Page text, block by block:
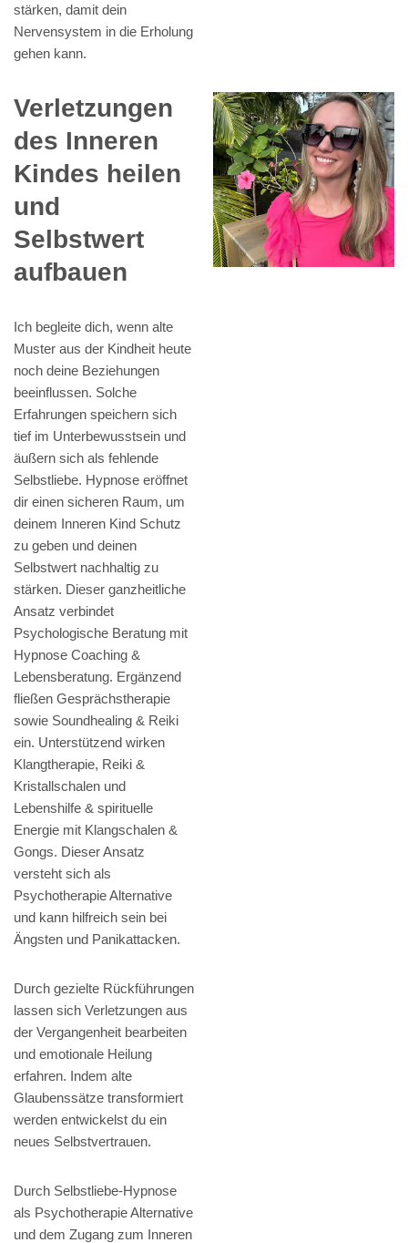
stärken, damit dein
Nervensystem in die Erholung
gehen kann.
Verletzungen
des Inneren
Kindes heilen
und
Selbstwert
aufbauen
Ich begleite dich, wenn alte
Muster aus der Kindheit heute
noch deine Beziehungen
beeinflussen. Solche
Erfahrungen speichern sich
tief im Unterbewusstsein und
äußern sich als fehlende
Selbstliebe. Hypnose eröffnet
dir einen sicheren Raum, um
deinem Inneren Kind Schutz
zu geben und deinen
Selbstwert nachhaltig zu
stärken. Dieser ganzheitliche
Ansatz verbindet
Psychologische Beratung mit
Hypnose Coaching &
Lebensberatung. Ergänzend
fließen Gesprächstherapie
sowie Soundhealing & Reiki
ein. Unterstützend wirken
Klangtherapie, Reiki &
Kristallschalen und
Lebenshilfe & spirituelle
Energie mit Klangschalen &
Gongs. Dieser Ansatz
versteht sich als
Psychotherapie Alternative
und kann hilfreich sein bei
Ängsten und Panikattacken.
Durch gezielte Rückführungen
lassen sich Verletzungen aus
der Vergangenheit bearbeiten
und emotionale Heilung
erfahren. Indem alte
Glaubenssätze transformiert
werden entwickelst du ein
neues Selbstvertrauen.
Durch Selbstliebe-Hypnose
als Psychotherapie Alternative
und dem Zugang zum Inneren